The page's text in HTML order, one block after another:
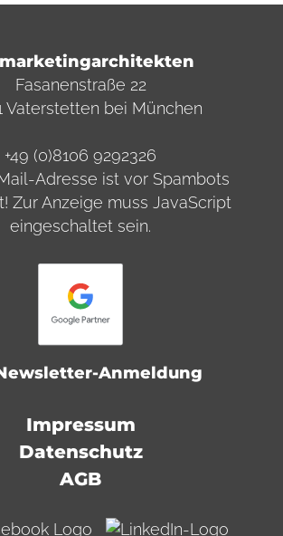
Fasanenstraße 22
Vaterstetten bei München
+49 (0)8106 9292326
Adresse ist vor Spambots
Zur Anzeige muss JavaScript
eingeschaltet sein.
Anmeldung
Impressum
Datenschutz
AGB